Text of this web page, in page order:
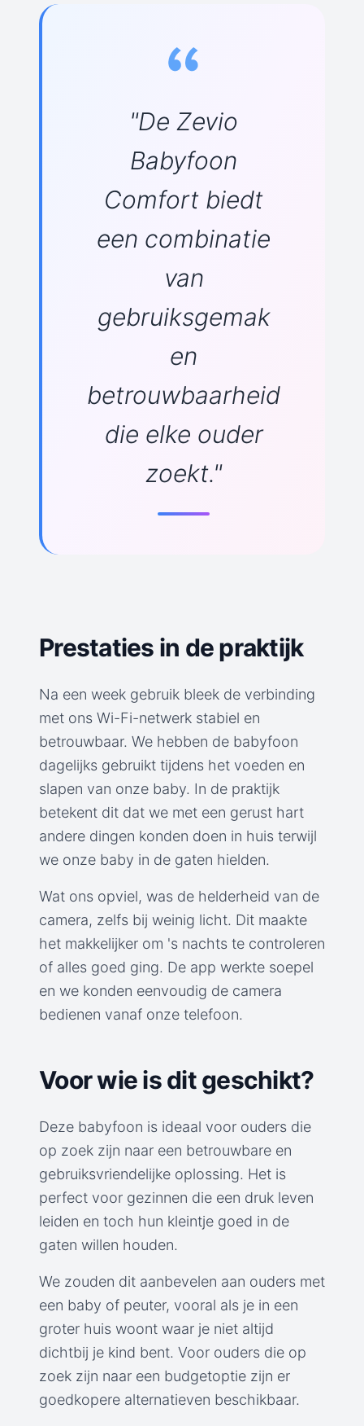
"De Zevio
Babyfoon
Comfort biedt
een combinatie
van
gebruiksgemak
en
betrouwbaarheid
die elke ouder
zoekt."
Prestaties in de praktijk
Na een week gebruik bleek de verbinding
met ons Wi-Fi-netwerk stabiel en
betrouwbaar. We hebben de babyfoon
dagelijks gebruikt tijdens het voeden en
slapen van onze baby. In de praktijk
betekent dit dat we met een gerust hart
andere dingen konden doen in huis terwijl
we onze baby in de gaten hielden.
Wat ons opviel, was de helderheid van de
camera, zelfs bij weinig licht. Dit maakte
het makkelijker om 's nachts te controleren
of alles goed ging. De app werkte soepel
en we konden eenvoudig de camera
bedienen vanaf onze telefoon.
Voor wie is dit geschikt?
Deze babyfoon is ideaal voor ouders die
op zoek zijn naar een betrouwbare en
gebruiksvriendelijke oplossing. Het is
perfect voor gezinnen die een druk leven
leiden en toch hun kleintje goed in de
gaten willen houden.
We zouden dit aanbevelen aan ouders met
een baby of peuter, vooral als je in een
groter huis woont waar je niet altijd
dichtbij je kind bent. Voor ouders die op
zoek zijn naar een budgetoptie zijn er
goedkopere alternatieven beschikbaar.